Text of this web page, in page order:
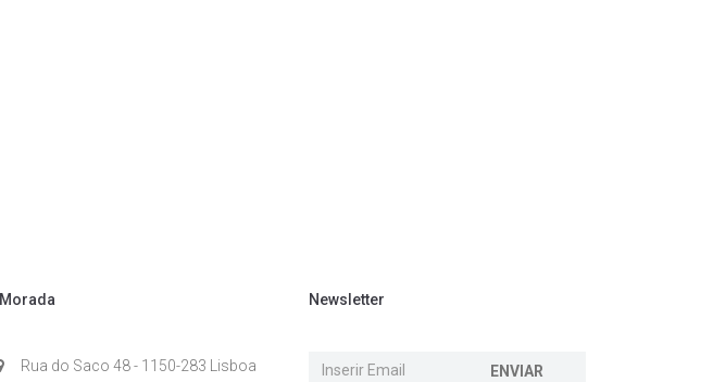
Morada
Rua do Saco 48 - 1150-283 Lisboa
Newsletter
ENVIAR